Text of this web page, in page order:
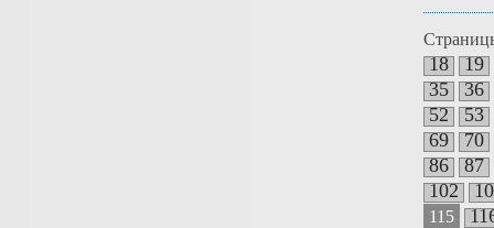
18
19
35
36
52
53
69
70
86
87
102
115